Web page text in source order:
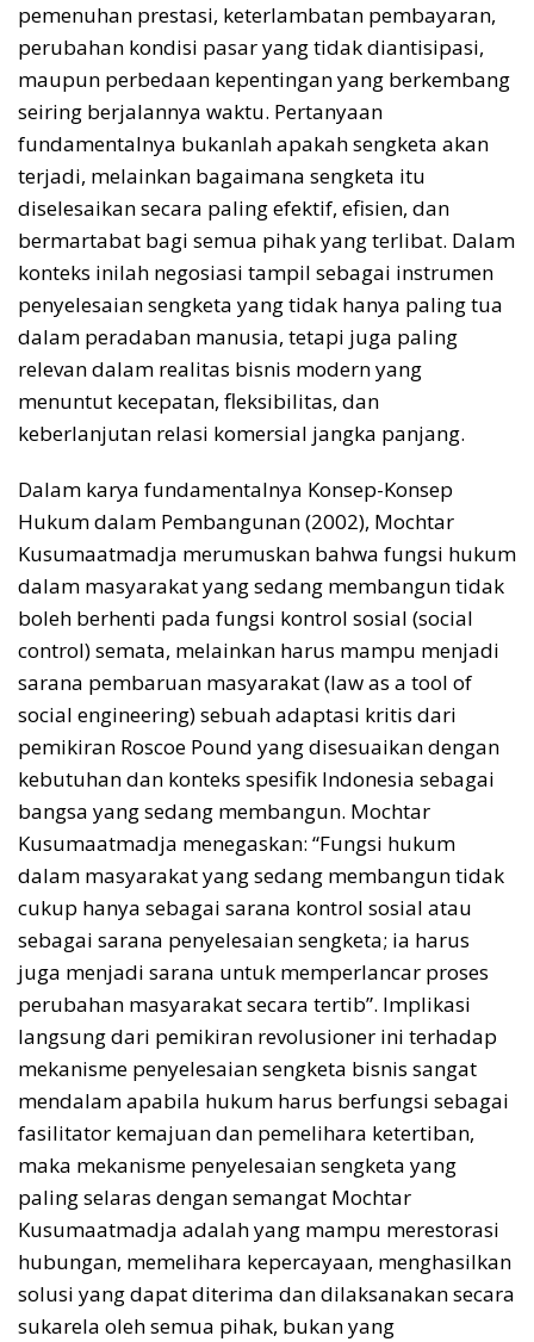
pemenuhan prestasi, keterlambatan pembayaran,
perubahan kondisi pasar yang tidak diantisipasi,
maupun perbedaan kepentingan yang berkembang
seiring berjalannya waktu. Pertanyaan
fundamentalnya bukanlah apakah sengketa akan
terjadi, melainkan bagaimana sengketa itu
diselesaikan secara paling efektif, efisien, dan
bermartabat bagi semua pihak yang terlibat. Dalam
konteks inilah negosiasi tampil sebagai instrumen
penyelesaian sengketa yang tidak hanya paling tua
dalam peradaban manusia, tetapi juga paling
relevan dalam realitas bisnis modern yang
menuntut kecepatan, fleksibilitas, dan
keberlanjutan relasi komersial jangka panjang.
Dalam karya fundamentalnya Konsep-Konsep
Hukum dalam Pembangunan (2002), Mochtar
Kusumaatmadja merumuskan bahwa fungsi hukum
dalam masyarakat yang sedang membangun tidak
boleh berhenti pada fungsi kontrol sosial (social
control) semata, melainkan harus mampu menjadi
sarana pembaruan masyarakat (law as a tool of
social engineering) sebuah adaptasi kritis dari
pemikiran Roscoe Pound yang disesuaikan dengan
kebutuhan dan konteks spesifik Indonesia sebagai
bangsa yang sedang membangun. Mochtar
Kusumaatmadja menegaskan: “Fungsi hukum
dalam masyarakat yang sedang membangun tidak
cukup hanya sebagai sarana kontrol sosial atau
sebagai sarana penyelesaian sengketa; ia harus
juga menjadi sarana untuk memperlancar proses
perubahan masyarakat secara tertib”. Implikasi
langsung dari pemikiran revolusioner ini terhadap
mekanisme penyelesaian sengketa bisnis sangat
mendalam apabila hukum harus berfungsi sebagai
fasilitator kemajuan dan pemelihara ketertiban,
maka mekanisme penyelesaian sengketa yang
paling selaras dengan semangat Mochtar
Kusumaatmadja adalah yang mampu merestorasi
hubungan, memelihara kepercayaan, menghasilkan
solusi yang dapat diterima dan dilaksanakan secara
sukarela oleh semua pihak, bukan yang